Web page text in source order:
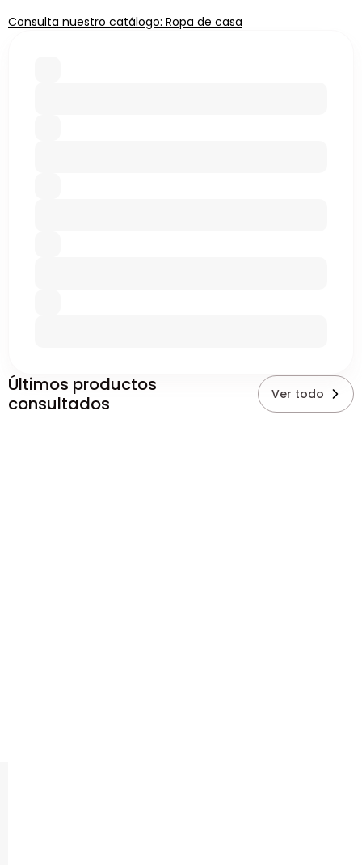
Consulta nuestro catálogo: Ropa de casa
Últimos productos
consultados
Ver todo